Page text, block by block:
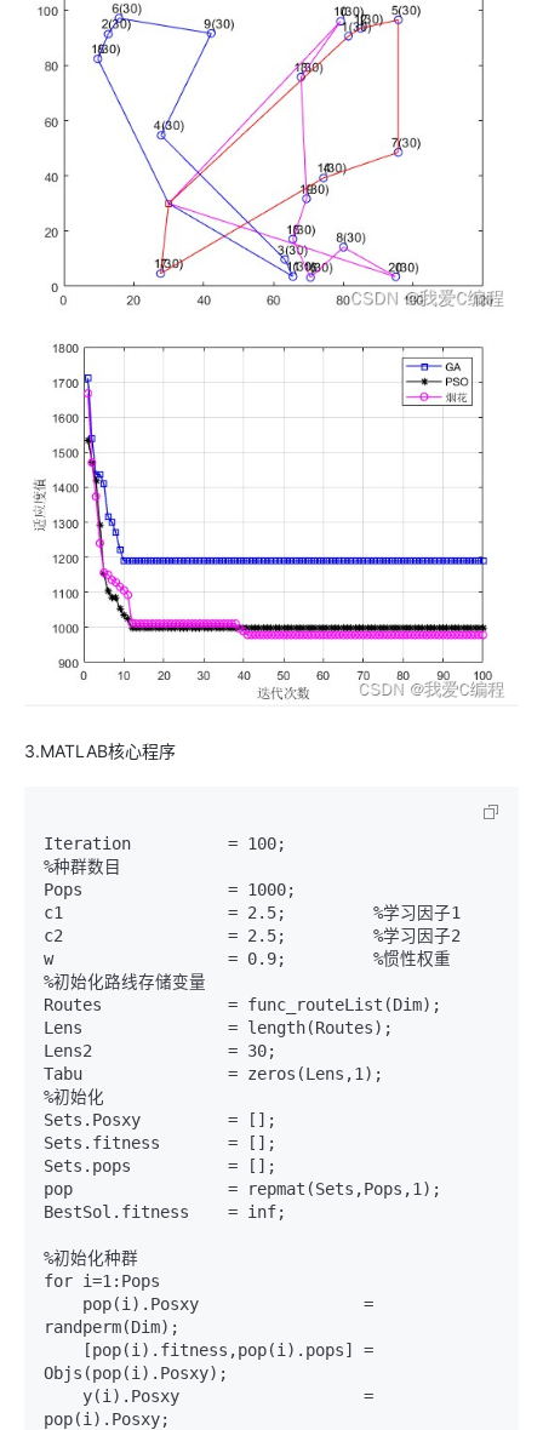
3.MATLAB核心程序
Iteration          = 100;
%种群数目
Pops               = 1000;
c1                 = 2.5;         %学习因子1
c2                 = 2.5;         %学习因子2
w                  = 0.9;         %惯性权重
%初始化路线存储变量
Routes             = func_routeList(Dim);
Lens               = length(Routes);
Lens2              = 30;
Tabu               = zeros(Lens,1);
%初始化
Sets.Posxy         = [];
Sets.fitness       = [];
Sets.pops          = [];
pop                = repmat(Sets,Pops,1);
BestSol.fitness    = inf;
%初始化种群
for i=1:Pops
randperm(Dim);
Objs(pop(i).Posxy);
pop(i).Posxy;